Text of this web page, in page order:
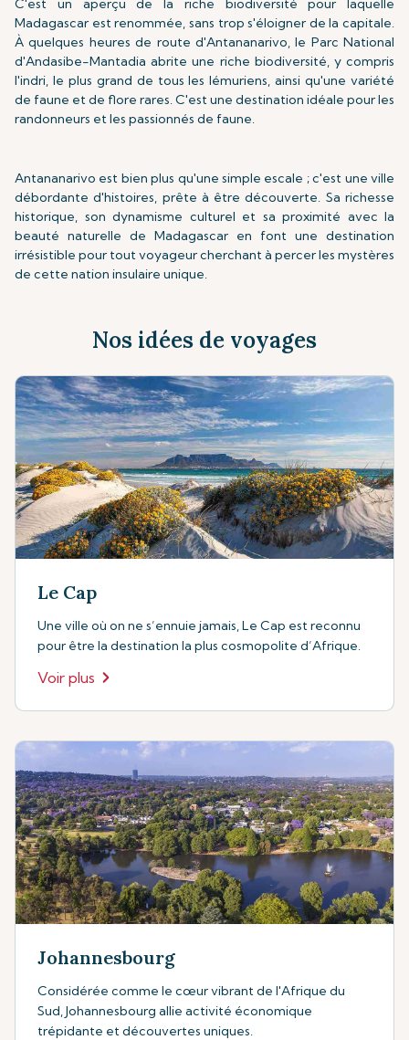
C'est un aperçu de la riche biodiversité pour laquelle
Madagascar est renommée, sans trop s'éloigner de la capitale.
À quelques heures de route d'Antananarivo, le Parc National
d'Andasibe-Mantadia abrite une riche biodiversité, y compris
l'indri, le plus grand de tous les lémuriens, ainsi qu'une variété
de faune et de flore rares. C'est une destination idéale pour les
randonneurs et les passionnés de faune.
Antananarivo est bien plus qu'une simple escale ; c'est une ville
débordante d'histoires, prête à être découverte. Sa richesse
historique, son dynamisme culturel et sa proximité avec la
beauté naturelle de Madagascar en font une destination
irrésistible pour tout voyageur cherchant à percer les mystères
de cette nation insulaire unique.
Nos idées de voyages
Le Cap
Une ville où on ne s’ennuie jamais, Le Cap est reconnu
pour être la destination la plus cosmopolite d’Afrique.
Voir plus
Johannesbourg
Considérée comme le cœur vibrant de l'Afrique du
Sud, Johannesbourg allie activité économique
trépidante et découvertes uniques.